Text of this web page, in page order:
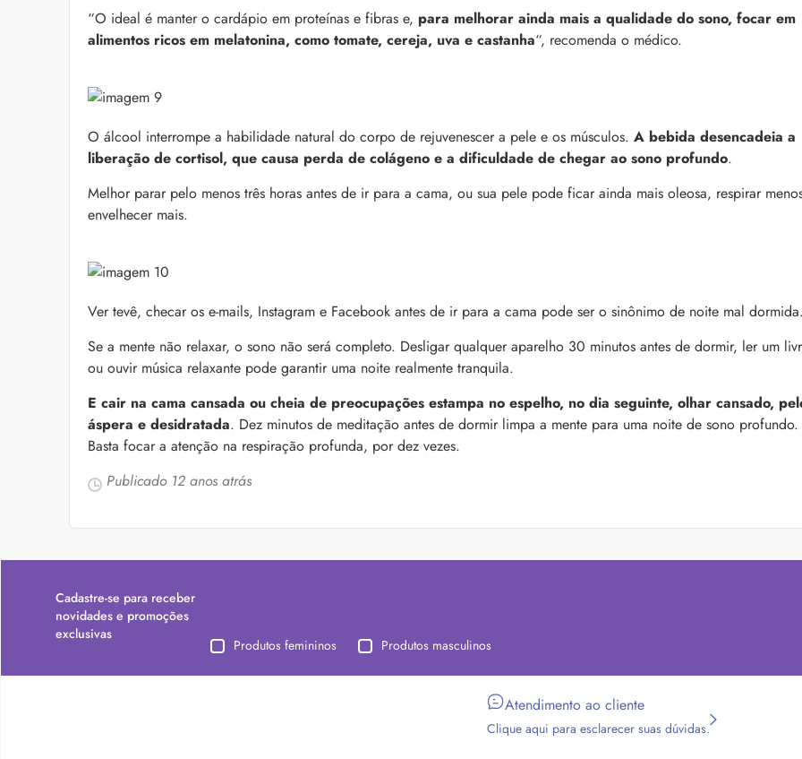
“O ideal é manter o cardápio em proteínas e fibras e, para melhorar ainda mais a qualidade do sono, focar em
alimentos ricos em melatonina, como tomate, cereja, uva e castanha“, recomenda o médico.
O álcool interrompe a habilidade natural do corpo de rejuvenescer a pele e os músculos. A bebida desencadeia a
liberação de cortisol, que causa perda de colágeno e a dificuldade de chegar ao sono profundo.
Melhor parar pelo menos três horas antes de ir para a cama, ou sua pele pode ficar ainda mais oleosa, respirar
envelhecer mais.
Ver tevê, checar os e-mails, Instagram e Facebook antes de ir para a cama pode ser o sinônimo de noite mal
Se a mente não relaxar, o sono não será completo. Desligar qualquer aparelho 30 minutos antes de dormir, ler um
ou ouvir música relaxante pode garantir uma noite realmente tranquila.
E cair na cama cansada ou cheia de preocupações estampa no espelho, no dia seguinte, olhar cansado,
áspera e desidratada. Dez minutos de meditação antes de dormir limpa a mente para uma noite de sono profundo.
Basta focar a atenção na respiração profunda, por dez vezes.
Publicado12 anos atrás
Cadastre-se para receber
novidades e promoções
exclusivas
Produtos femininos Produtos masculinos
Atendimento ao cliente
Clique aqui para esclarecer suas dúvidas.